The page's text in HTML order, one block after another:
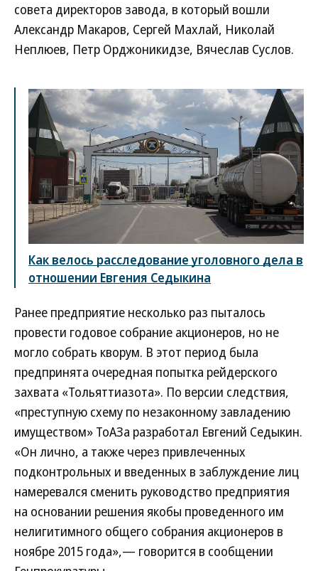
совета директоров завода, в который вошли
Александр Макаров, Сергей Махлай, Николай
Неплюев, Петр Орджоникидзе, Вячеслав Суслов.
Как велось расследование уголовного дела в
отношении Евгения Седыкина
Ранее предприятие несколько раз пыталось
провести годовое собрание акционеров, но не
могло собрать кворум. В этот период была
предпринята очередная попытка рейдерского
захвата «Тольяттиазота». По версии следствия,
«преступную схему по незаконному завладению
имуществом» ТоАЗа разработал Евгений Седыкин.
«Он лично, а также через привлеченных
подконтрольных и введенных в заблуждение лиц
намеревался сменить руководство предприятия
на основании решения якобы проведенного им
нелигитимного общего собрания акционеров в
ноябре 2015 года»,— говорится в сообщении